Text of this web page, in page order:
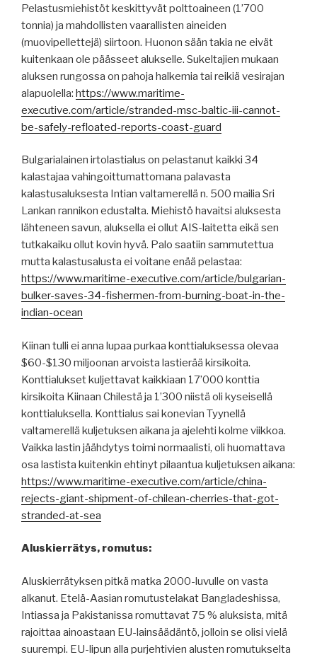
Pelastusmiehistöt keskittyvät polttoaineen (1’700
tonnia) ja mahdollisten vaarallisten aineiden
(muovipellettejä) siirtoon. Huonon sään takia ne eivät
kuitenkaan ole päässeet alukselle. Sukeltajien mukaan
aluksen rungossa on pahoja halkemia tai reikiä vesirajan
alapuolella: https://www.maritime-
executive.com/article/stranded-msc-baltic-iii-cannot-
be-safely-refloated-reports-coast-guard
Bulgarialainen irtolastialus on pelastanut kaikki 34
kalastajaa vahingoittumattomana palavasta
kalastusaluksesta Intian valtamerellä n. 500 mailia Sri
Lankan rannikon edustalta. Miehistö havaitsi aluksesta
lähteneen savun, aluksella ei ollut AIS-laitetta eikä sen
tutkakaiku ollut kovin hyvä. Palo saatiin sammutettua
mutta kalastusalusta ei voitane enää pelastaa:
https://www.maritime-executive.com/article/bulgarian-
bulker-saves-34-fishermen-from-burning-boat-in-the-
indian-ocean
Kiinan tulli ei anna lupaa purkaa konttialuksessa olevaa
$60-$130 miljoonan arvoista lastierää kirsikoita.
Konttialukset kuljettavat kaikkiaan 17’000 konttia
kirsikoita Kiinaan Chilestä ja 1’300 niistä oli kyseisellä
konttialuksella. Konttialus sai konevian Tyynellä
valtamerellä kuljetuksen aikana ja ajelehti kolme viikkoa.
Vaikka lastin jäähdytys toimi normaalisti, oli huomattava
osa lastista kuitenkin ehtinyt pilaantua kuljetuksen aikana:
https://www.maritime-executive.com/article/china-
rejects-giant-shipment-of-chilean-cherries-that-got-
stranded-at-sea
Aluskierrätys, romutus:
Aluskierrätyksen pitkä matka 2000-luvulle on vasta
alkanut. Etelä-Aasian romutustelakat Bangladeshissa,
Intiassa ja Pakistanissa romuttavat 75 % aluksista, mitä
rajoittaa ainoastaan EU-lainsäädäntö, jolloin se olisi vielä
suurempi. EU-lipun alla purjehtivien alusten romutukselta